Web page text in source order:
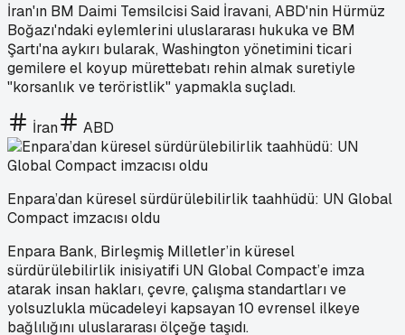
İran'ın BM Daimi Temsilcisi Said İravani, ABD'nin Hürmüz
Boğazı'ndaki eylemlerini uluslararası hukuka ve BM
Şartı'na aykırı bularak, Washington yönetimini ticari
gemilere el koyup mürettebatı rehin almak suretiyle
"korsanlık ve teröristlik" yapmakla suçladı.
İran ABD
Enpara’dan küresel sürdürülebilirlik taahhüdü: UN Global
Compact imzacısı oldu
Enpara Bank, Birleşmiş Milletler’in küresel
sürdürülebilirlik inisiyatifi UN Global Compact’e imza
atarak insan hakları, çevre, çalışma standartları ve
yolsuzlukla mücadeleyi kapsayan 10 evrensel ilkeye
bağlılığını uluslararası ölçeğe taşıdı.